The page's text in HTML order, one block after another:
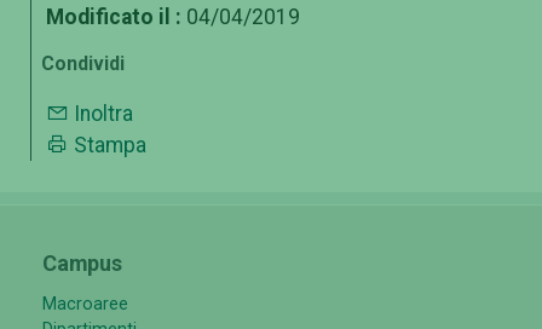
Modificato il : 04/04/2019
Condividi
Inoltra
Stampa
Campus
Macroaree